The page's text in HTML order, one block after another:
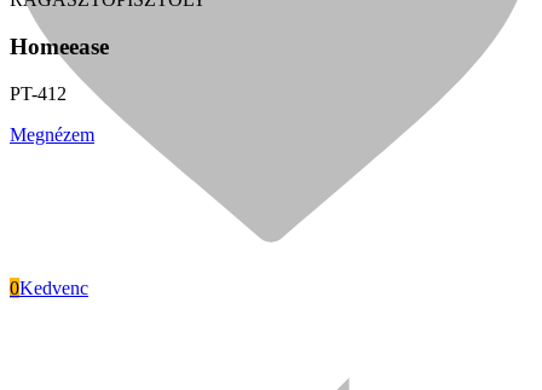
0Kedvenc
Homeease
PT-412
Megnézem